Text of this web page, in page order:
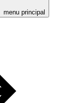
menu principal